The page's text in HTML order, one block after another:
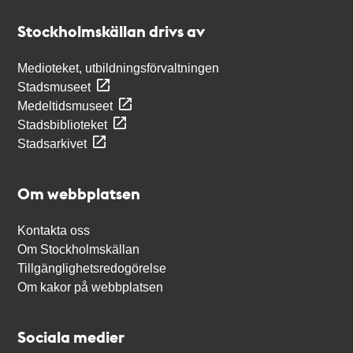
Stockholmskällan drivs av
Medioteket, utbildningsförvaltningen
Stadsmuseet
Medeltidsmuseet
Stadsbiblioteket
Stadsarkivet
Om webbplatsen
Kontakta oss
Om Stockholmskällan
Tillgänglighetsredogörelse
Om kakor på webbplatsen
Sociala medier